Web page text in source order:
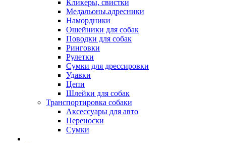
Кликеры, свистки
Медальоны,адресники
Намордники
Ошейники для собак
Поводки для собак
Ринговки
Рулетки
Сумки для дрессировки
Удавки
Цепи
Шлейки для собак
Транспортировка собаки
Аксессуары для авто
Переноски
Сумки